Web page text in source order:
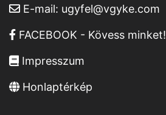
E-mail: ugyfel@vgyke.com
FACEBOOK - Kövess minket!
Impresszum
Honlaptérkép